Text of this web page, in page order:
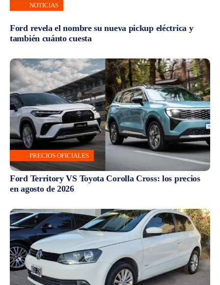
NOTICIAS
Ford revela el nombre su nueva pickup eléctrica y
también cuánto cuesta
PRECIOS OFICIALES
Ford Territory VS Toyota Corolla Cross: los precios
en agosto de 2026